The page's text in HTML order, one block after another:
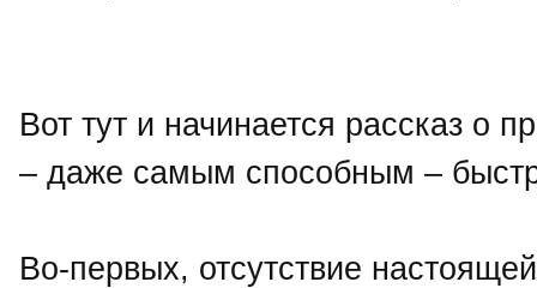
Вот тут и начинается рассказ о
– даже самым способным –
Во-первых, отсутствие